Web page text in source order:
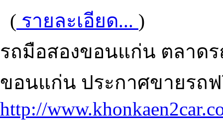
( รายละเอียด... )
รถมือสองขอนแก่น ตลาด
ขอนแก่น ประกาศขายรถฟ
http://